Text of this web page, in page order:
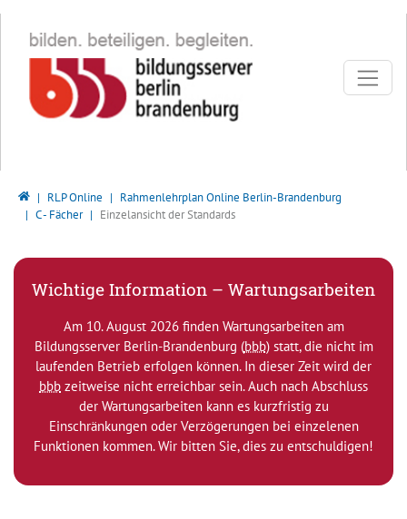
Bildungsserver Berlin - Brandenburg
RLP Online
Rahmenlehrplan Online Berlin-Brandenburg
C - Fächer
Einzelansicht der Standards
Wichtige Information – Wartungsarbeiten
Am 10. August 2026 finden Wartungsarbeiten am
Bildungsserver Berlin-Brandenburg (bbb) statt, die nicht im
laufenden Betrieb erfolgen können. In dieser Zeit wird der
bbb zeitweise nicht erreichbar sein. Auch nach Abschluss
der Wartungsarbeiten kann es kurzfristig zu
Einschränkungen oder Verzögerungen bei einzelenen
Funktionen kommen. Wir bitten Sie, dies zu entschuldigen!